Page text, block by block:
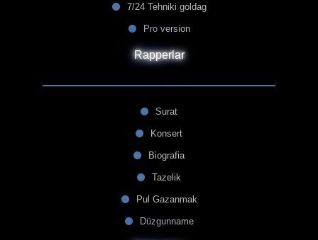
7/24 Tehniki goldag
Pro version
Rapperlar
Surat
Konsert
Biografia
Tazelik
Pul Gazanmak
Düzgunname